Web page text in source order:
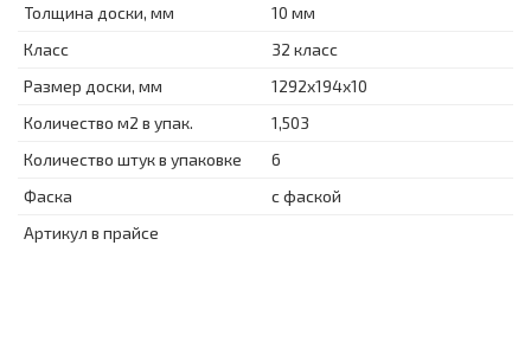
Толщина доски, мм
10 мм
Класс
32 класс
Размер доски, мм
1292x194x10
Количество м2 в упак.
1,503
Количество штук в упаковке
6
Фаска
с фаской
Артикул в прайсе